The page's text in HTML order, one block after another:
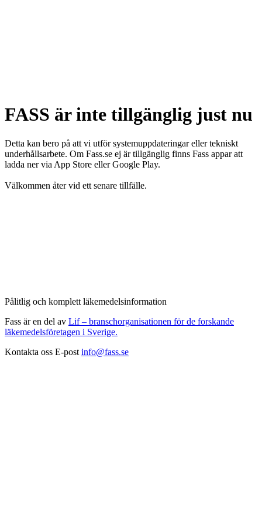
FASS är inte tillgänglig just nu
Detta kan bero på att vi utför systemuppdateringar eller tekniskt
underhållsarbete. Om Fass.se ej är tillgänglig finns Fass appar att
ladda ner via App Store eller Google Play.
Välkommen åter vid ett senare tillfälle.
Pålitlig och komplett läkemedelsinformation
Fass är en del av Lif – branschorganisationen för de forskande
läkemedelsföretagen i Sverige.
Kontakta oss E-post info@fass.se